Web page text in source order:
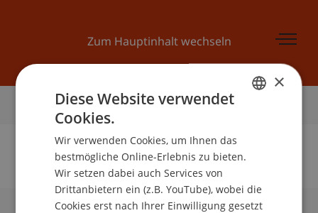
Zum Hauptinhalt wechseln
Startseite
Keine Daten zu dieser Person gefunden
×
Diese Website verwendet
Cookies.
Wir verwenden Cookies, um Ihnen das
bestmögliche Online-Erlebnis zu bieten.
Wir setzen dabei auch Services von
Drittanbietern ein (z.B. YouTube), wobei die
Cookies erst nach Ihrer Einwilligung gesetzt